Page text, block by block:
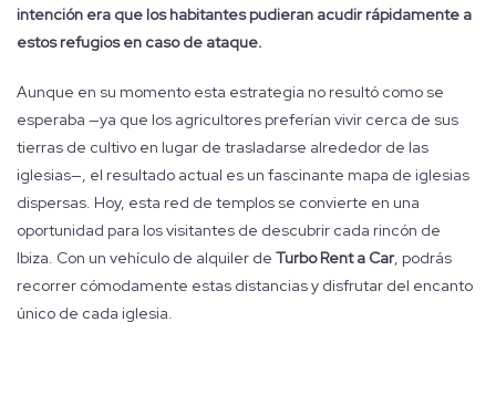
intención era que los habitantes pudieran acudir rápidamente a
estos refugios en caso de ataque.
Aunque en su momento esta estrategia no resultó como se
esperaba —ya que los agricultores preferían vivir cerca de sus
tierras de cultivo en lugar de trasladarse alrededor de las
iglesias—, el resultado actual es un fascinante mapa de iglesias
dispersas. Hoy, esta red de templos se convierte en una
oportunidad para los visitantes de descubrir cada rincón de
Ibiza. Con un vehículo de alquiler de Turbo Rent a Car, podrás
recorrer cómodamente estas distancias y disfrutar del encanto
único de cada iglesia.